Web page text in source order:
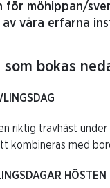
för möhippan/
av våra erfarna
bokas
riktig travhäst
kombineras med